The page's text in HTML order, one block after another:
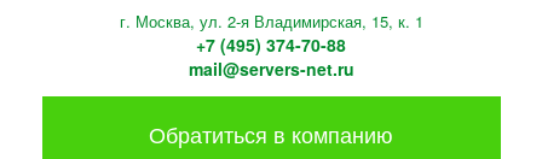
г. Москва, ул. 2-я Владимирская, 15, к. 1
+7 (495) 374-70-88
mail@servers-net.ru
Обратиться в компанию